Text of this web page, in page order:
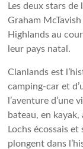
Les deux stars
Graham
Highlands au
leur pays natal.
Clanlands est
camping-car et
l’aventure d’une
bateau, en
Lochs écossais et
plongent dans